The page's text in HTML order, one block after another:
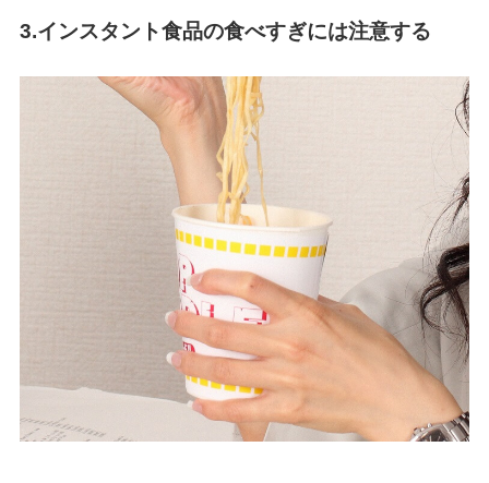
3.インスタント食品の食べすぎには注意する